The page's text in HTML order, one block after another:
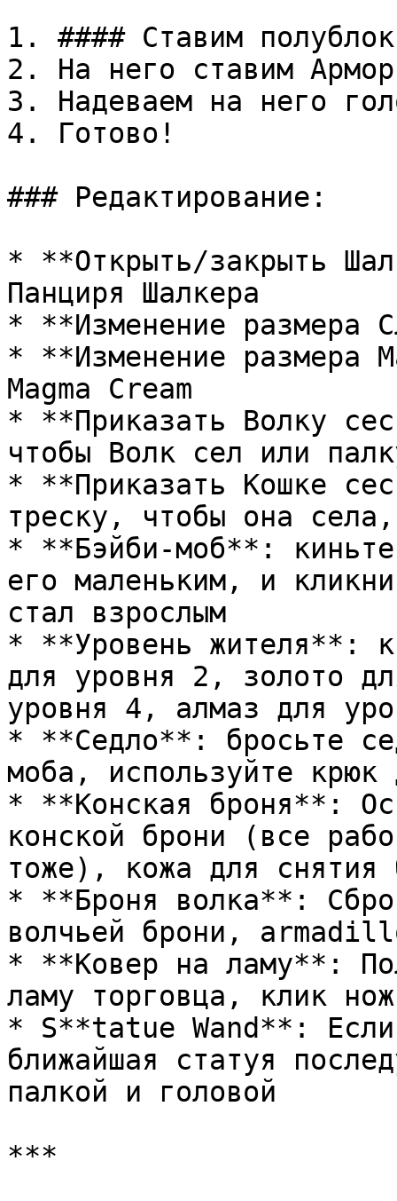
1. #### Ставим полублок
2. На него ставим
3. Надеваем на него
4. Готово!
### Редактирование:
* **Открыть/закрыть
Панциря Шалкера
* **Изменение размера
* **Изменение размера
Magma Cream
* **Приказать Волку
чтобы Волк сел или
* **Приказать Кошке
треску, чтобы она
* **Бэйби-моб**:
его маленьким, и
стал взрослым
* **Уровень жителя**:
для уровня 2, золото
уровня 4, алмаз для
* **Седло**: бросьте
моба, используйте крюк
* **Конская броня**:
конской брони (все
тоже), кожа для снятия
* **Броня волка**:
волчьей брони,
* **Ковер на ламу**:
ламу торговца, клик
* S**tatue Wand**:
ближайшая статуя
палкой и головой
***